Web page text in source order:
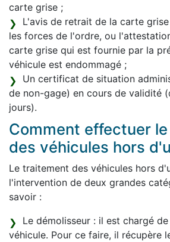
carte grise ;
L'avis de retrait de la carte
les forces de l'ordre, ou
carte grise qui est fournie par la
véhicule est endommagé ;
Un certificat de situation
de non-gage) en cours de validité
jours).
Comment effectuer
des véhicules hors
Le traitement des véhicules hors
l'intervention de deux grandes
savoir :
Le démolisseur : il est chargé
véhicule. Pour ce faire, il récupère